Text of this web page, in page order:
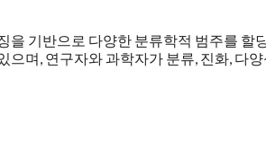
을 기반으로 다양한 분류학적 범주를 할
으며, 연구자와 과학자가 분류, 진화, 다